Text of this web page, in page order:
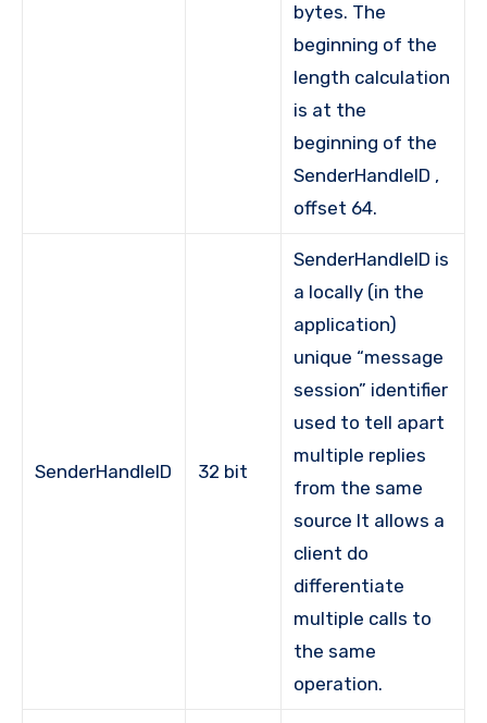
bytes. The
beginning of the
length calculation
is at the
beginning of the
SenderHandleID ,
offset 64.
SenderHandleID 32 bit
SenderHandleID is
a locally (in the
application)
unique “message
session” identifier
used to tell apart
multiple replies
from the same
source It allows a
client do
differentiate
multiple calls to
the same
operation.